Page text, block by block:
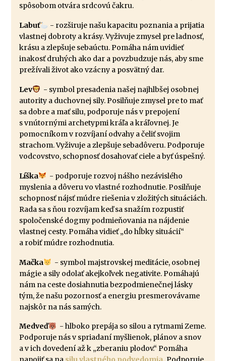
spôsobom otvára srdcovú čakru.
Labuť
- rozširuje našu kapacitu poznania a prijatia
vlastnej dobroty a krásy. Vyživuje zmysel pre ladnosť,
krásu a zlepšuje sebaúctu. Pomáha nám uvidieť
inakosť druhých ako dar a povzbudzuje nás, aby sme
prežívali život ako vzácny a posvätný dar.
Lev
- symbol presadenia našej najhlbšej osobnej
autority a duchovnej sily. Posilňuje zmysel pre to mať
sa dobre a mať silu, podporuje nás v prepojení
s vnútornými archetypmi kráľa a kráľovnej. Je
pomocníkom v rozvíjaní odvahy a čeliť svojim
strachom. Vyživuje a zlepšuje sebadôveru. Podporuje
vodcovstvo, schopnosť dosahovať ciele a byť úspešný.
Líška
- podporuje rozvoj nášho nezávislého
myslenia a dôveru vo vlastné rozhodnutie. Posilňuje
schopnosť nájsť múdre riešenia v zložitých situáciách.
Rada sa s ňou rozvíjam keď sa snažím rozpustiť
spoločenské dogmy podmieňovania na nájdenie
vlastnej cesty. Pomáha vidieť „do hĺbky situácií“
a robiť múdre rozhodnutia.
Mačka
- symbol majstrovskej meditácie, osobnej
mágie a sily odolať akejkoľvek negativite. Pomáhajú
nám na ceste dosiahnutia bezpodmienečnej lásky
tým, že našu pozornosť a energiu presmerovávame
najskôr na nás samých.
Medveď
- hlboko prepája so silou a rytmami Zeme.
Podporuje nás v spriadaní myšlienok, plánov a snov
a v ich dovedení až k „zberaniu plodov.“ Pomáha